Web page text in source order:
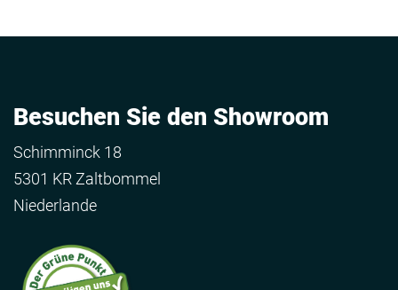
Besuchen Sie den Showroom
Schimminck 18
5301 KR Zaltbommel
Niederlande